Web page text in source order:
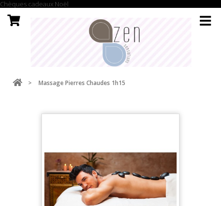
Chèques cadeaux Noël
> Massage Pierres Chaudes 1h15